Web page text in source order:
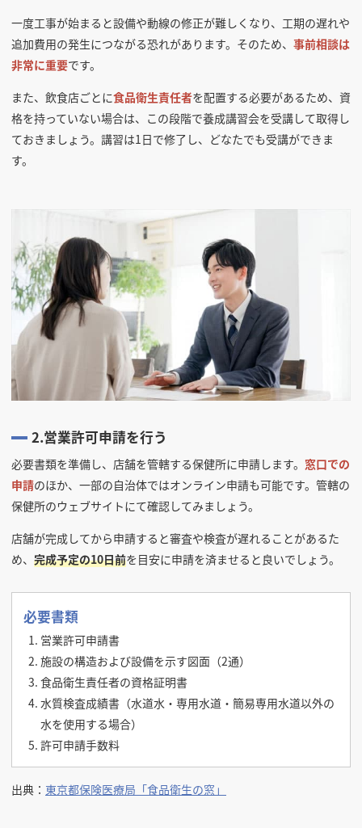
一度工事が始まると設備や動線の修正が難しくなり、工期の遅れや
追加費用の発生につながる恐れがあります。そのため、 事前相談は
非常に重要です。
また、飲食店ごとに食品衛生責任者を配置する必要があるため、資
格を持っていない場合は、この段階で養成講習会を受講して取得し
ておきましょう。講習は1日で修了し、どなたでも受講ができま
す。
2.営業許可申請を行う
必要書類を準備し、店舗を管轄する保健所に申請します。 窓口での
申請のほか、一部の自治体ではオンライン申請も可能です。管轄の
保健所のウェブサイトにて確認してみましょう。
店舗が完成してから申請すると審査や検査が遅れることがあるた
め、 完成予定の10日前を目安に申請を済ませると良いでしょう。
必要書類
営業許可申請書
施設の構造および設備を示す図面（2通）
食品衛生責任者の資格証明書
水質検査成績書（水道水・専用水道・簡易専用水道以外の
水を使用する場合）
許可申請手数料
出典： 東京都保険医療局「食品衛生の窓」